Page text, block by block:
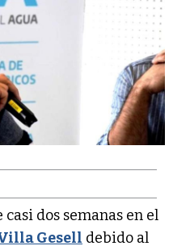
dos semanas en el
Gesell debido al